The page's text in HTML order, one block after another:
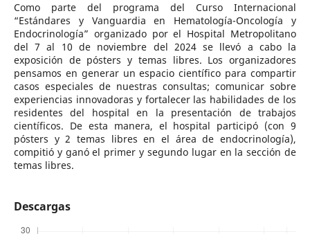
Como parte del programa del Curso Internacional
“Estándares y Vanguardia en Hematología-Oncología y
Endocrinología” organizado por el Hospital Metropolitano
del 7 al 10 de noviembre del 2024 se llevó a cabo la
exposición de pósters y temas libres. Los organizadores
pensamos en generar un espacio científico para compartir
casos especiales de nuestras consultas; comunicar sobre
experiencias innovadoras y fortalecer las habilidades de los
residentes del hospital en la presentación de trabajos
científicos. De esta manera, el hospital participó (con 9
pósters y 2 temas libres en el área de endocrinología),
compitió y ganó el primer y segundo lugar en la sección de
temas libres.
Descargas